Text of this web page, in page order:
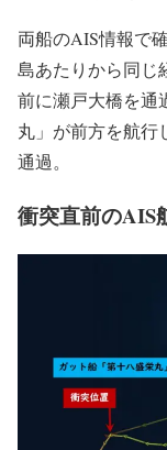
両船のAIS情報で
島あたりから同じ
前に瀬戸大橋を通
丸」が前方を航行
通過。
衝突直前のAIS